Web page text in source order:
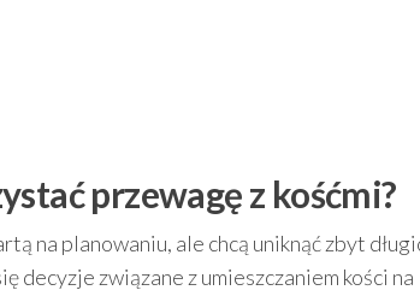
przewagę z kośćmi?
na planowaniu, ale chcą uniknąć zbyt
decyzje związane z umieszczaniem kości na